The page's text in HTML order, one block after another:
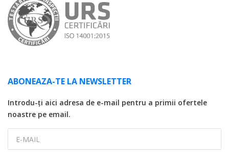
ABONEAZA-TE LA NEWSLETTER
Introdu-ți aici adresa de e-mail pentru a primii ofertele
noastre pe email.